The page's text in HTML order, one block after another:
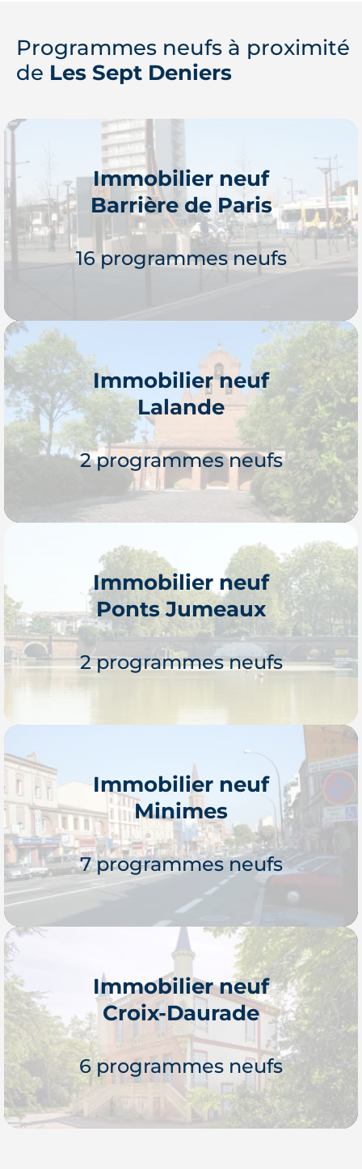
Programmes neufs à proximité
de Les Sept Deniers
Immobilier neuf
Barrière de Paris
16 programmes neufs
Je découvre
Immobilier neuf
Lalande
2 programmes neufs
Je découvre
Immobilier neuf
Ponts Jumeaux
2 programmes neufs
Je découvre
Immobilier neuf
Minimes
7 programmes neufs
Immobilier neuf
Croix-Daurade
6 programmes neufs